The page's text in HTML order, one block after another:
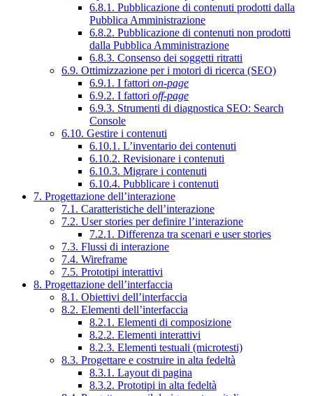
6.8.1. Pubblicazione di contenuti prodotti dalla
Pubblica Amministrazione
6.8.2. Pubblicazione di contenuti non prodotti
dalla Pubblica Amministrazione
6.8.3. Consenso dei soggetti ritratti
6.9. Ottimizzazione per i motori di ricerca (SEO)
6.9.1. I fattori on-page
6.9.2. I fattori off-page
6.9.3. Strumenti di diagnostica SEO: Search
Console
6.10. Gestire i contenuti
6.10.1. L’inventario dei contenuti
6.10.2. Revisionare i contenuti
6.10.3. Migrare i contenuti
6.10.4. Pubblicare i contenuti
7. Progettazione dell’interazione
7.1. Caratteristiche dell’interazione
7.2. User stories per definire l’interazione
7.2.1. Differenza tra scenari e user stories
7.3. Flussi di interazione
7.4. Wireframe
7.5. Prototipi interattivi
8. Progettazione dell’interfaccia
8.1. Obiettivi dell’interfaccia
8.2. Elementi dell’interfaccia
8.2.1. Elementi di composizione
8.2.2. Elementi interattivi
8.2.3. Elementi testuali (microtesti)
8.3. Progettare e costruire in alta fedeltà
8.3.1. Layout di pagina
8.3.2. Prototipi in alta fedeltà